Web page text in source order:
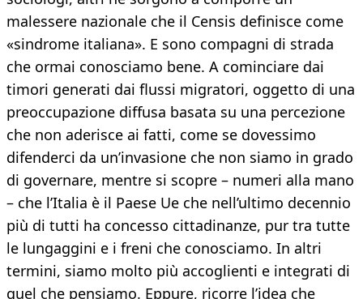
malessere nazionale che il Censis definisce come
«sindrome italiana». E sono compagni di strada
che ormai conosciamo bene. A cominciare dai
timori generati dai flussi migratori, oggetto di una
preoccupazione diffusa basata su una percezione
che non aderisce ai fatti, come se dovessimo
difenderci da un’invasione che non siamo in grado
di governare, mentre si scopre – numeri alla mano
– che l’Italia è il Paese Ue che nell’ultimo decennio
più di tutti ha concesso cittadinanze, pur tra tutte
le lungaggini e i freni che conosciamo. In altri
termini, siamo molto più accoglienti e integrati di
quel che pensiamo. Eppure, ricorre l’idea che